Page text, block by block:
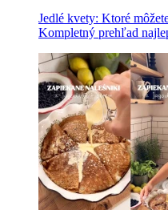
Jedlé kvety: Ktoré
Kompletný prehľad